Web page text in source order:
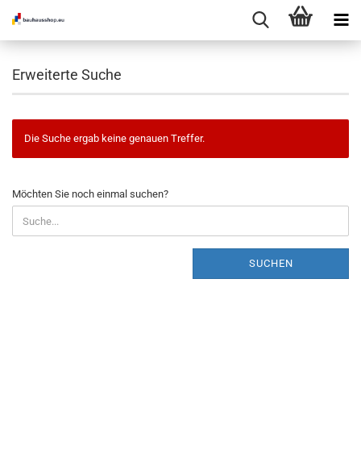
Erweiterte Suche
Die Suche ergab keine genauen Treffer.
MÖCHTEN
SIE
NOCH
EINMAL
Möchten Sie noch einmal suchen?
SUCHEN